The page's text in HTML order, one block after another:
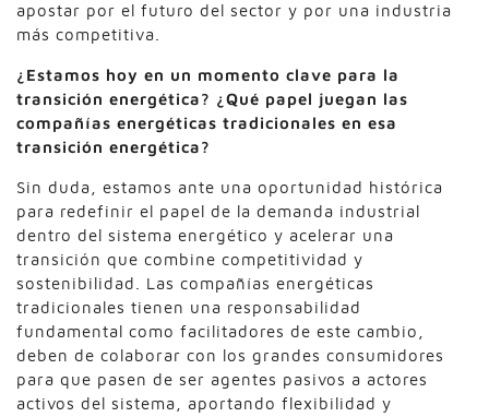
apostar por el futuro del sector y por una industria
más competitiva.
¿Estamos hoy en un momento clave para la
transición energética? ¿Qué papel juegan las
compañías energéticas tradicionales en esa
transición energética?
Sin duda, estamos ante una oportunidad histórica
para redefinir el papel de la demanda industrial
dentro del sistema energético y acelerar una
transición que combine competitividad y
sostenibilidad. Las compañías energéticas
tradicionales tienen una responsabilidad
fundamental como facilitadores de este cambio,
deben de colaborar con los grandes consumidores
para que pasen de ser agentes pasivos a actores
activos del sistema, aportando flexibilidad y